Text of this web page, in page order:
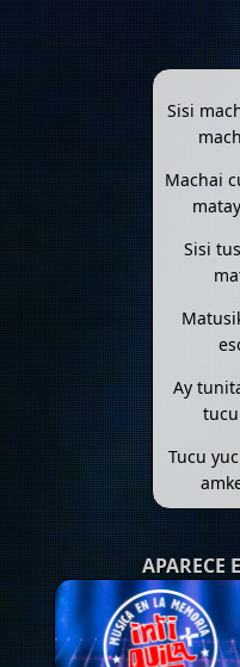
Sisi
Machai
Sisi
Ay
Tucu
APARECE